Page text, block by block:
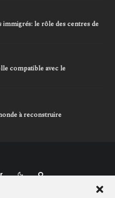
immigrés: le rôle des centres de
compatible avec le
à reconstruire